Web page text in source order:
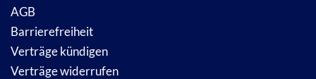
AGB
Barrierefreiheit
Verträge kündigen
Verträge widerrufen